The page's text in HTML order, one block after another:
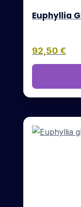
Euphyllia
92,50 €